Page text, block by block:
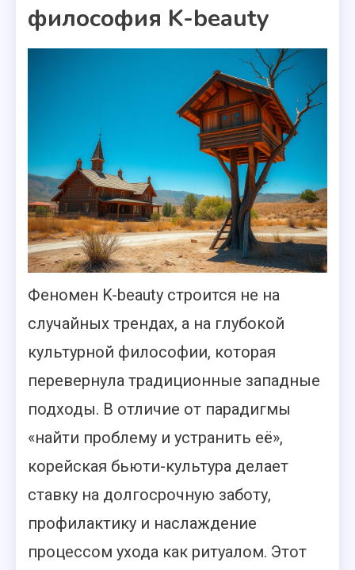
философия K-beauty
Феномен K-beauty строится не на
случайных трендах, а на глубокой
культурной философии, которая
перевернула традиционные западные
подходы. В отличие от парадигмы
«найти проблему и устранить её»,
корейская бьюти-культура делает
ставку на долгосрочную заботу,
профилактику и наслаждение
процессом ухода как ритуалом. Этот